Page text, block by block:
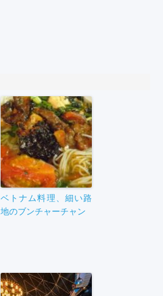
ベトナム料理、細い路
地のブンチャーチャン